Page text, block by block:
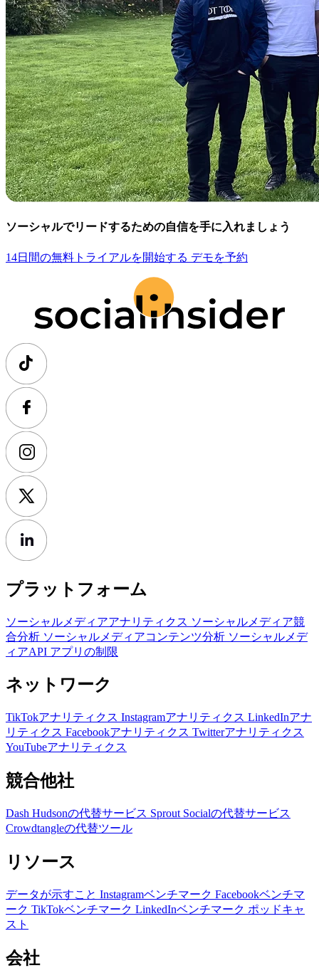
ソーシャルでリードするための自信を手に入れましょう
14日間の無料トライアルを開始する デモを予約
プラットフォーム
ソーシャルメディアアナリティクス ソーシャルメディア競
合分析 ソーシャルメディアコンテンツ分析 ソーシャルメデ
ィアAPI アプリの制限
ネットワーク
TikTokアナリティクス Instagramアナリティクス LinkedInアナ
リティクス Facebookアナリティクス Twitterアナリティクス
YouTubeアナリティクス
競合他社
Dash Hudsonの代替サービス Sprout Socialの代替サービス
Crowdtangleの代替ツール
リソース
データが示すこと Instagramベンチマーク Facebookベンチマ
ーク TikTokベンチマーク LinkedInベンチマーク ポッドキャ
スト
会社